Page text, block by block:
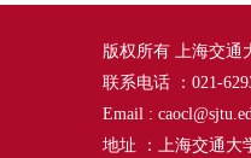
版权所有 上海交通
联系电话 ：021-
Email :
地址 ：上海交通大